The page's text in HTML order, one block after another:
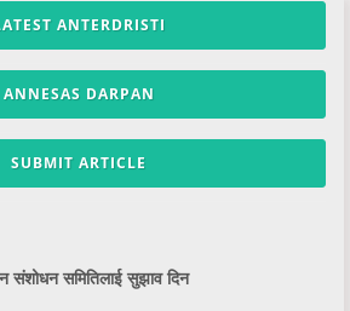
ANTERDRISTI
ANNESAS DARPAN
SUBMIT ARTICLE
संशोधन समितिलाई सुझाव दिन